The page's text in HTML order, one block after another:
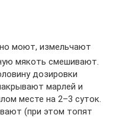
моют, измельчают
мякоть смешивают.
дозировки
марлей и
месте на 2–3 суток.
(при этом топят